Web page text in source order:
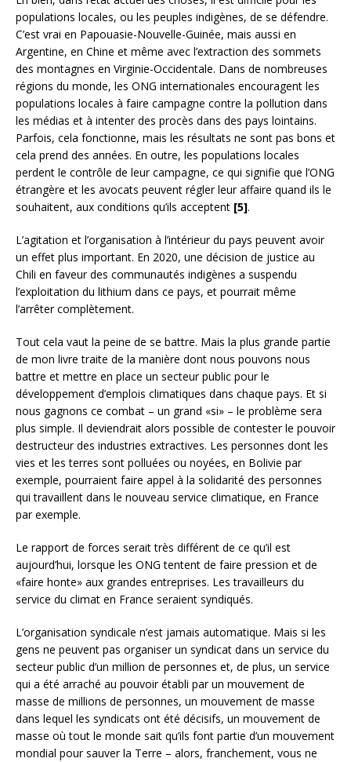
populations locales, ou les peuples indigènes, de se défendre.
C’est vrai en Papouasie-Nouvelle-Guinée, mais aussi en
Argentine, en Chine et même avec l’extraction des sommets
des montagnes en Virginie-Occidentale. Dans de nombreuses
régions du monde, les ONG internationales encouragent les
populations locales à faire campagne contre la pollution dans
les médias et à intenter des procès dans des pays lointains.
Parfois, cela fonctionne, mais les résultats ne sont pas bons et
cela prend des années. En outre, les populations locales
perdent le contrôle de leur campagne, ce qui signifie que l’ONG
étrangère et les avocats peuvent régler leur affaire quand ils le
souhaitent, aux conditions qu’ils acceptent [5].
L’agitation et l’organisation à l’intérieur du pays peuvent avoir
un effet plus important. En 2020, une décision de justice au
Chili en faveur des communautés indigènes a suspendu
l’exploitation du lithium dans ce pays, et pourrait même
l’arrêter complètement.
Tout cela vaut la peine de se battre. Mais la plus grande partie
de mon livre traite de la manière dont nous pouvons nous
battre et mettre en place un secteur public pour le
développement d’emplois climatiques dans chaque pays. Et si
nous gagnons ce combat – un grand «si» – le problème sera
plus simple. Il deviendrait alors possible de contester le pouvoir
destructeur des industries extractives. Les personnes dont les
vies et les terres sont polluées ou noyées, en Bolivie par
exemple, pourraient faire appel à la solidarité des personnes
qui travaillent dans le nouveau service climatique, en France
par exemple.
Le rapport de forces serait très différent de ce qu’il est
aujourd’hui, lorsque les ONG tentent de faire pression et de
«faire honte» aux grandes entreprises. Les travailleurs du
service du climat en France seraient syndiqués.
L’organisation syndicale n’est jamais automatique. Mais si les
gens ne peuvent pas organiser un syndicat dans un service du
secteur public d’un million de personnes et, de plus, un service
qui a été arraché au pouvoir établi par un mouvement de
masse de millions de personnes, un mouvement de masse
dans lequel les syndicats ont été décisifs, un mouvement de
masse où tout le monde sait qu’ils font partie d’un mouvement
mondial pour sauver la Terre – alors, franchement, vous ne